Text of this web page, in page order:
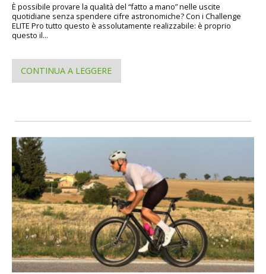
È possibile provare la qualità del “fatto a mano” nelle uscite
quotidiane senza spendere cifre astronomiche? Con i Challenge
ELITE Pro tutto questo è assolutamente realizzabile: è proprio
questo il...
CONTINUA A LEGGERE